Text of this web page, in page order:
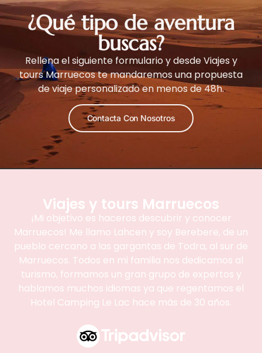
¿Qué tipo de aventura
buscas?
Rellena el siguiente formulario y desde Viajes y
tours Marruecos te mandaremos una propuesta
de viaje personalizado en menos de 48h.
Contacta Con Nosotros
Viajes y tours Marruecos
¡Mi objetivo es haceros descubrir y conocer
Marruecos! Me llamo Lahcen y soy Berebere, de un
pueblo cercano a las gargantas de Todra, al sur de
Marruecos. Todos en mi familia nos dedicamos al
turismo, formamos un gran grupo de expertos y
hablamos muchos idiomas ya que regentamos el
Hotel Camping Le Lac hace más de 30 años.